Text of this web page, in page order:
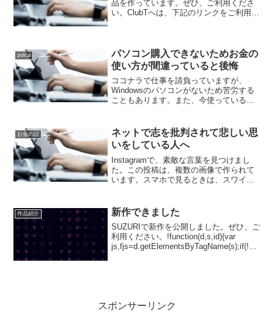
品を作っています。ぜひ、ご利用くださ
い。ClubTへは、下記のリンクをご利用く
polca
パソコン購入できないためお金の
使い方が間違っていると後悔
ココナラで仕事を請負っていますが、
Windowsのパソコンがないため苦労する
こともあります。また、今使っている
ーンインストールすることもできず、外
部SS...
お金の話
ネットで志を批判されて悲しい思
いをしている人へ
Instagramで、素敵な言葉を見つけまし
た。この投稿は、複数の画像で作られて
います。スマホで見るときは、スワイプ
切り替えてください。私は、理解して頂
けたり資金面で支...
作品紹介 新作できました
SUZURIで新作を公開しました。ぜひ、ご
利用ください。!function(d,s,id){var
js,fjs=d.getElementsByTagName(s);if(!d.g
スポンサーリンク